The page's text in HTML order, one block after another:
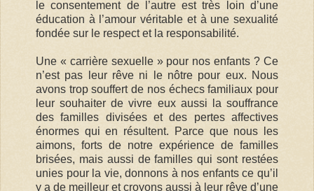
le consentement de l’autre est très loin d’une
éducation à l’amour véritable et à une sexualité
fondée sur le respect et la responsabilité.
Une « carrière sexuelle » pour nos enfants ? Ce
n’est pas leur rêve ni le nôtre pour eux. Nous
avons trop souffert de nos échecs familiaux pour
leur souhaiter de vivre eux aussi la souffrance
des familles divisées et des pertes affectives
énormes qui en résultent. Parce que nous les
aimons, forts de notre expérience de familles
brisées, mais aussi de familles qui sont restées
unies pour la vie, donnons à nos enfants ce qu’il
y a de meilleur et croyons aussi à leur rêve d’une